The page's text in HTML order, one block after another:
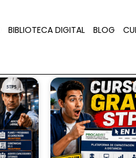
BIBLIOTECA DIGITAL BLOG